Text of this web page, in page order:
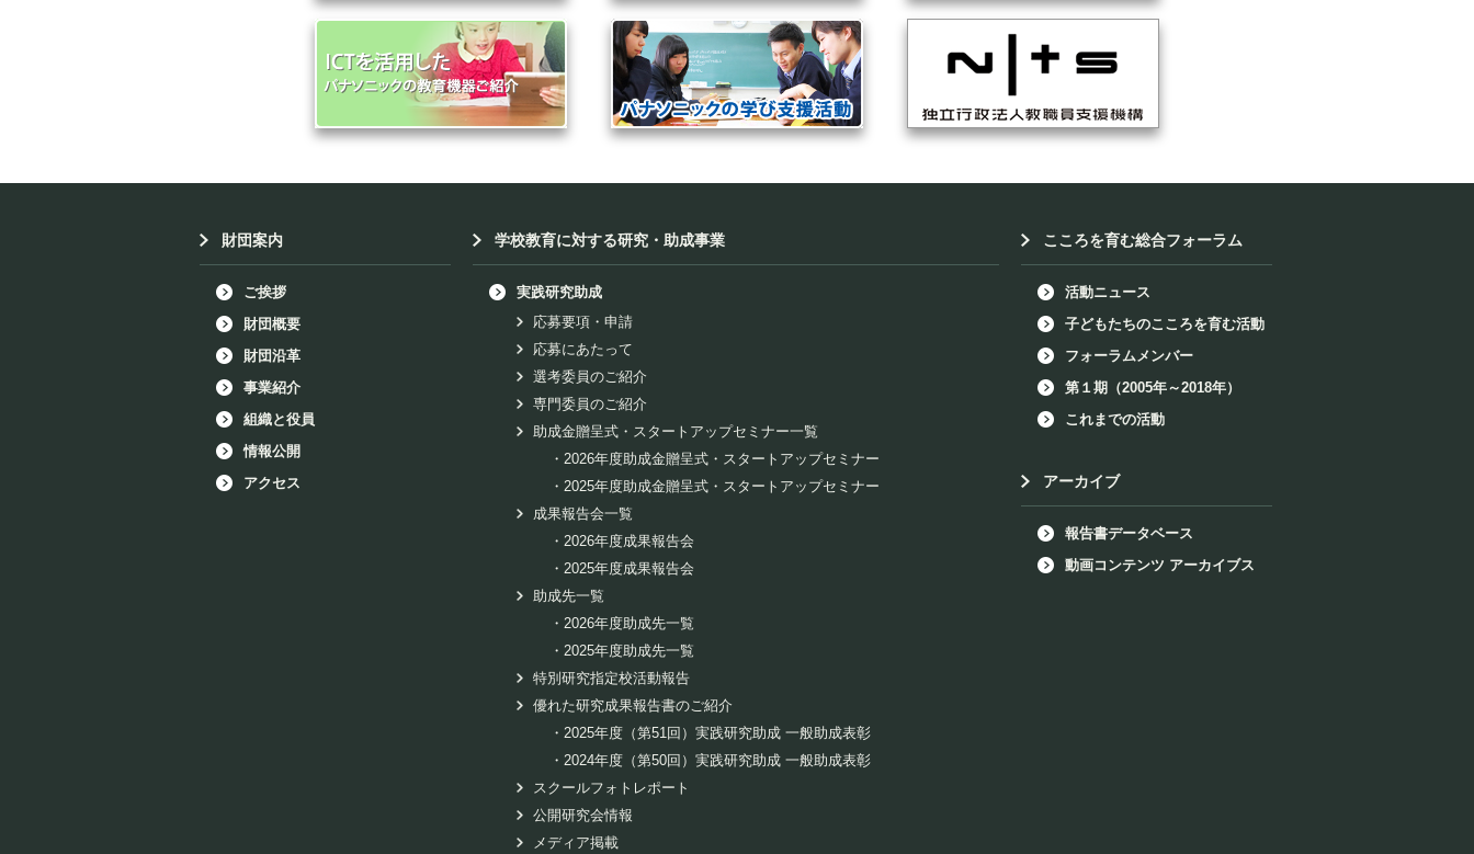
財団案内
ご挨拶
財団概要
財団沿革
事業紹介
組織と役員
情報公開
アクセス
学校教育に対する研究・助成事業
実践研究助成
応募要項・申請
応募にあたって
選考委員のご紹介
専門委員のご紹介
助成金贈呈式・スタートアップセミナー一覧
・ 2026年度助成金贈呈式・スタートアップセミナー
・ 2025年度助成金贈呈式・スタートアップセミナー
成果報告会一覧
・ 2026年度成果報告会
・ 2025年度成果報告会
助成先一覧
・ 2026年度助成先一覧
・ 2025年度助成先一覧
特別研究指定校活動報告
優れた研究成果報告書のご紹介
・ 2025年度（第51回）実践研究助成 一般助成表彰
・ 2024年度（第50回）実践研究助成 一般助成表彰
スクールフォトレポート
公開研究会情報
メディア掲載
こころを育む総合フォーラム
活動ニュース
子どもたちのこころを育む活動
フォーラムメンバー
第１期（2005年～2018年）
これまでの活動
アーカイブ
報告書データベース
動画コンテンツ アーカイブス